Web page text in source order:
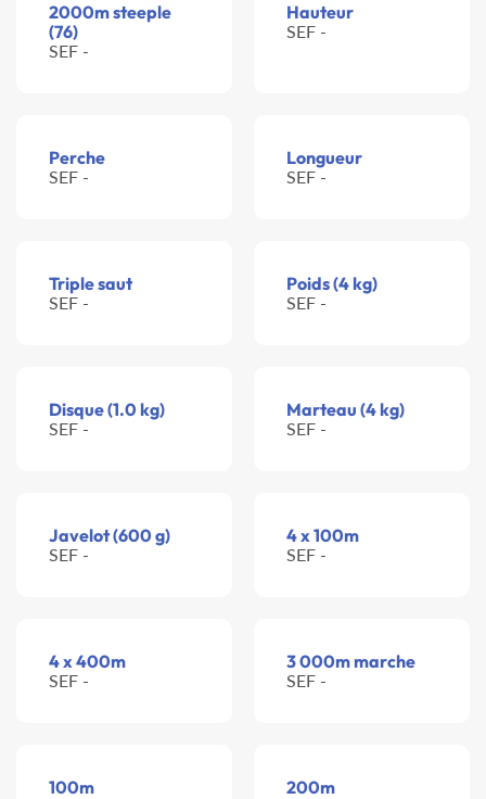
2000m steeple
(76)
SEF -
Hauteur
SEF -
Perche
SEF -
Longueur
SEF -
Triple saut
SEF -
Poids (4 kg)
SEF -
Disque (1.0 kg)
SEF -
Marteau (4 kg)
SEF -
Javelot (600 g)
SEF -
4 x 100m
SEF -
4 x 400m
SEF -
3 000m marche
SEF -
100m 200m